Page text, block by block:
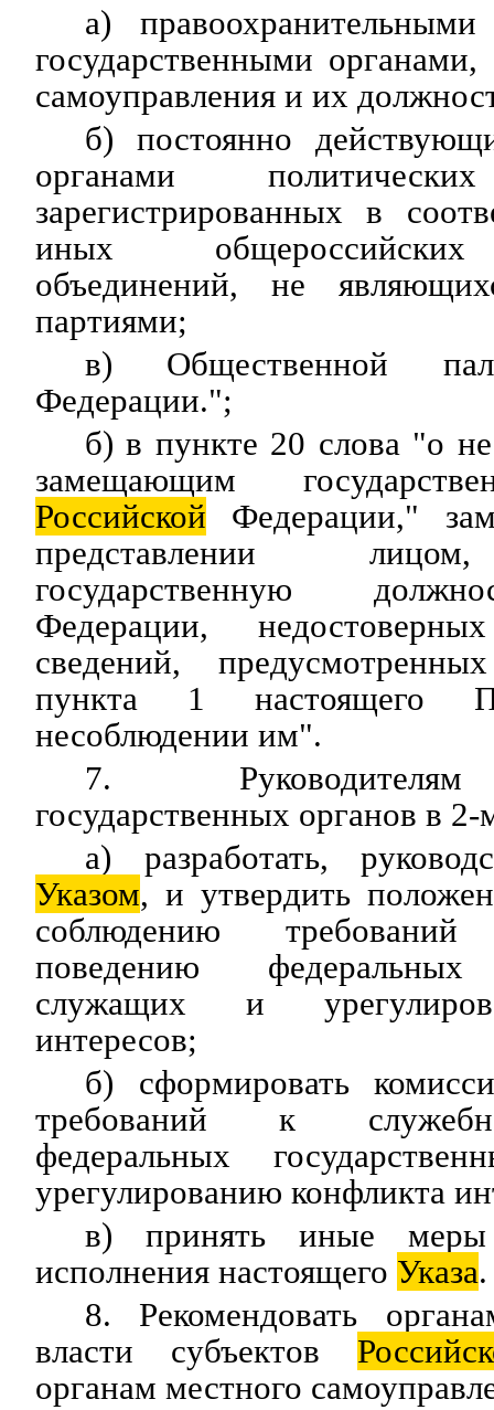
а)
государственными
самоуправления и их
б) постоянно
органами
зарегистрированных в
иных
объединений, не
партиями;
в) Общественной
Федерации.";
б) в пункте 20 слова "о
замещающим
Российской Федерации,"
представлении
государственную
Федерации,
сведений,
пункта 1 настоящего
несоблюдении им".
7.
государственных органов в
а) разработать,
Указом, и утвердить
соблюдению
поведению федеральных
служащих и
интересов;
б) сформировать
требований к
федеральных
урегулированию конфликта
в) принять иные меры
исполнения настоящего Указа.
8. Рекомендовать
власти субъектов
органам местного